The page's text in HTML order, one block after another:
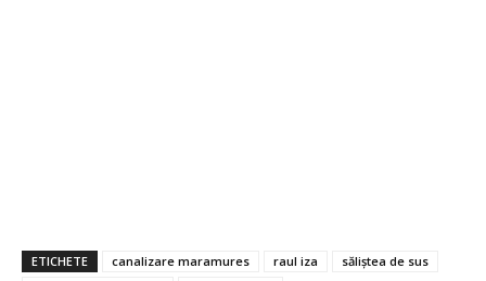
ETICHETE canalizare maramures raul iza
săliștea de sus